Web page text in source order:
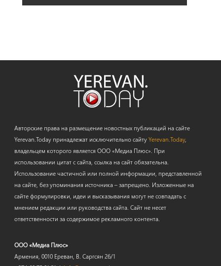
Авторские права на размещение новостных публикаций на сайте
Yerevan.Today принадлежат исключительно сайтуYerevan.Today,
владельцем которого является ООО «Медиа Плюс». При
использовании цитат с сайта, ссылка на сайт обязательна.
Использование частичной или полной информации, представленной
на сайте, без упоминания источника – запрещено. Изложенные на
сайте формулировки, идеи и высказывания могут не совпадать с
мнением редакции или руководства сайта. Сайт не несет
ответственности за содержимое рекламного контента.
ООО «Медиа Плюс»
Армения, 0010 Ереван, В. Саргсян 26/1